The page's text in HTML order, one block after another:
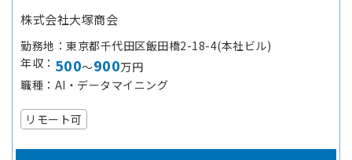
株式会社大塚商会
勤務地
東京都千代田区飯田橋2-18-4(本社ビル)
年収
500～900万円
職種
AI・データマイニング
リモート可